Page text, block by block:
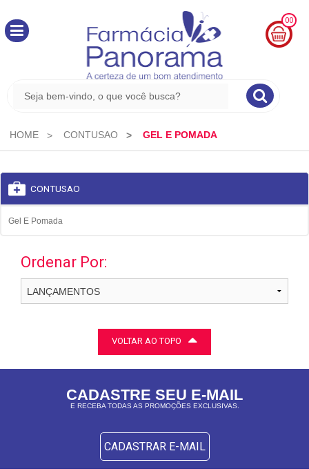
00
0,00
HOME CONTUSAO GEL E POMADA
CONTUSAO
Gel E Pomada
Ordenar Por:
VOLTAR AO TOPO
CADASTRE SEU E-MAIL
E RECEBA TODAS AS PROMOÇÕES EXCLUSIVAS.
CADASTRAR E-MAIL